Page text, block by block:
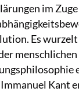
im
Es
menschlichen
Kant